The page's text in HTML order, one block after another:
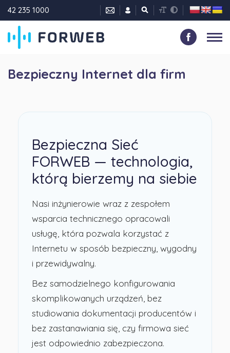
42 235 1000
Bezpieczny Internet dla firm
Bezpieczna Sieć
FORWEB — technologia,
którą bierzemy na siebie
Nasi inżynierowie wraz z zespołem
wsparcia technicznego opracowali
usługę, która pozwala korzystać z
Internetu w sposób bezpieczny, wygodny
i przewidywalny.
Bez samodzielnego konfigurowania
skomplikowanych urządzeń, bez
studiowania dokumentacji producentów i
bez zastanawiania się, czy firmowa sieć
jest odpowiednio zabezpieczona.